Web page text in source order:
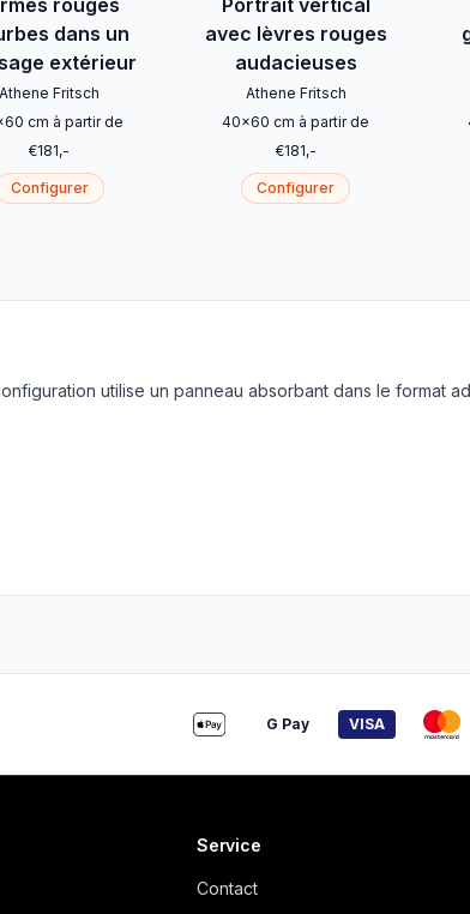
dans un
extérieur
Athene Fritsch
60 cm à partir de
€181,-
Configurer
avec lèvres rouges
audacieuses
Athene Fritsch
40x60 cm à partir de
€181,-
Configurer
utilise un panneau absorbant dans le format
G Pay VISA
Service
Contact